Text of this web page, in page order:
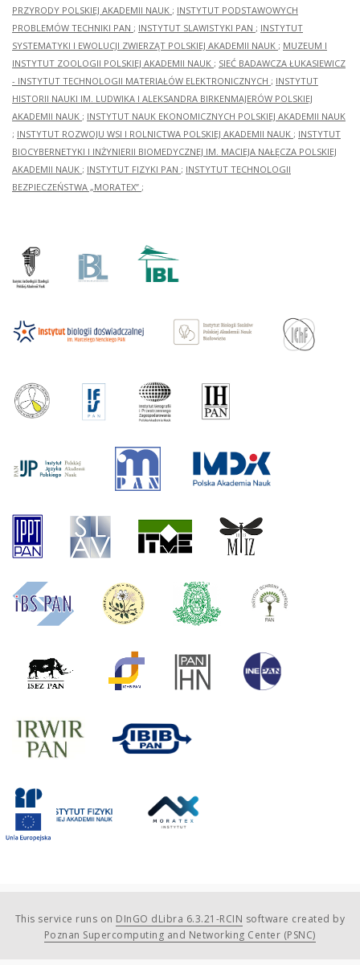
PRZYRODY POLSKIEJ AKADEMII NAUK ; INSTYTUT PODSTAWOWYCH
PROBLEMÓW TECHNIKI PAN ; INSTYTUT SLAWISTYKI PAN ; INSTYTUT
SYSTEMATYKI I EWOLUCJI ZWIERZĄT POLSKIEJ AKADEMII NAUK ; MUZEUM I
INSTYTUT ZOOLOGII POLSKIEJ AKADEMII NAUK ; SIEĆ BADAWCZA ŁUKASIEWICZ
- INSTYTUT TECHNOLOGII MATERIAŁÓW ELEKTRONICZNYCH ; INSTYTUT
HISTORII NAUKI IM. LUDWIKA I ALEKSANDRA BIRKENMAJERÓW POLSKIEJ
AKADEMII NAUK ; INSTYTUT NAUK EKONOMICZNYCH POLSKIEJ AKADEMII NAUK
; INSTYTUT ROZWOJU WSI I ROLNICTWA POLSKIEJ AKADEMII NAUK ; INSTYTUT
BIOCYBERNETYKI I INŻYNIERII BIOMEDYCZNEJ IM. MACIEJA NAŁĘCZA POLSKIEJ
AKADEMII NAUK ; INSTYTUT FIZYKI PAN ; INSTYTUT TECHNOLOGII
BEZPIECZEŃSTWA „MORATEX” ;
This service runs on DInGO dLibra 6.3.21-RCIN software created by
Poznan Supercomputing and Networking Center (PSNC)